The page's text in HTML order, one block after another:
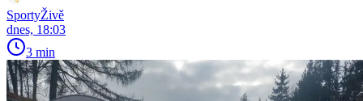
SportyŽivě
dnes, 18:03
3 min